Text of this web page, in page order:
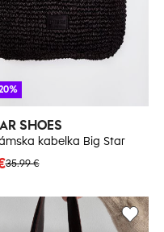
SHOES
kabelka Big Star
35.99 €